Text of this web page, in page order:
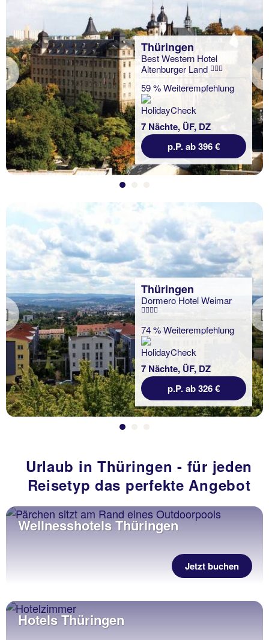
Previous
Thüringen
Best Western Hotel
Altenburger Land
59 % Weiterempfehlung
7 Nächte, ÜF, DZ
p.P. ab 396 €
Previous
Thüringen
Dormero Hotel Weimar
74 % Weiterempfehlung
7 Nächte, ÜF, DZ
p.P. ab 326 €
Urlaub in Thüringen - für jeden
Reisetyp das perfekte Angebot
Wellnesshotels Thüringen
Jetzt buchen
Hotels Thüringen